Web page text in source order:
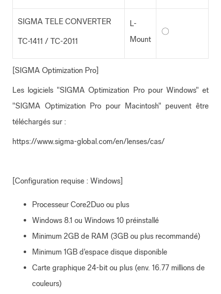
SIGMA TELE CONVERTER
TC-1411 / TC-2011
L-
Mount
〇
[SIGMA Optimization Pro]
Les logiciels "SIGMA Optimization Pro pour Windows" et
"SIGMA Optimization Pro pour Macintosh" peuvent être
téléchargés sur :
https://www.sigma-global.com/en/lenses/cas/
[Configuration requise : Windows]
Processeur Core2Duo ou plus
Windows 8.1 ou Windows 10 préinstallé
Minimum 2GB de RAM (3GB ou plus recommandé)
Minimum 1GB d'espace disque disponible
Carte graphique 24-bit ou plus (env. 16.77 millions de
couleurs)